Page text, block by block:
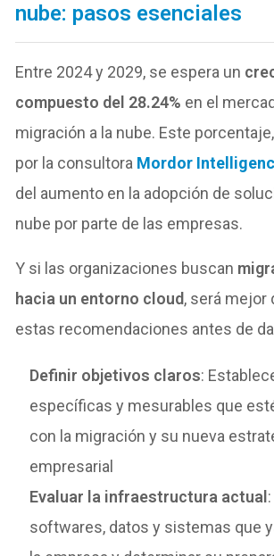
nube: pasos esenciales
Entre 2024 y 2029, se espera un
compuesto del 28.24% en el
migración a la nube. Este
por la consultora Mordor
del aumento en la adopción de
nube por parte de las empresas.
Y si las organizaciones buscan
hacia un entorno cloud, será mejor
estas recomendaciones antes de
Definir objetivos claros:
específicas y mesurables que
con la migración y su nueva
empresarial
Evaluar la infraestructura actual
softwares, datos y sistemas que